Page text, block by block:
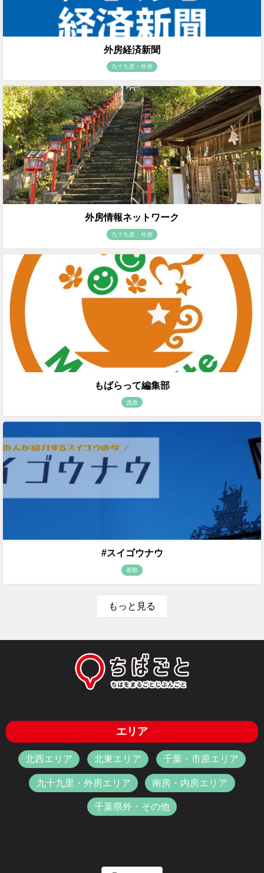
外房経済新聞
九十九里・外房
外房情報ネットワーク
九十九里・外房
もばらって編集部
茂原
#スイゴウナウ
香取
もっと見る
エリア
北西エリア 北東エリア 千葉・市原エリア
九十九里・外房エリア 南房・内房エリア
千葉県外・その他